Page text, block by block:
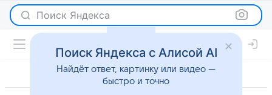
Поиск Яндекса
Поиск Яндекса с Алисой AI
Найдёт ответ, картинку или видео —
быстро и точно